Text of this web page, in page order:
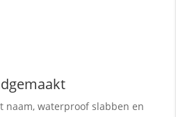
naam, waterproof slabbenen